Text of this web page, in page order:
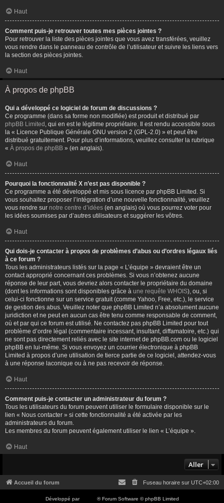
Haut
Comment puis-je retrouver toutes mes pièces jointes ?
Pour retrouver la liste des pièces jointes que vous avez transférées, veuillez
vous rendre dans le panneau de contrôle de l’utilisateur et suivre les liens vers
la section des pièces jointes.
Haut
À propos de phpBB
Qui a développé ce logiciel de forum de discussions ?
Ce programme (dans sa forme non modifiée) est produit et distribué par
phpBB Limited , qui en est le légitime propriétaire. Il est rendu accessible sous
la « Licence Publique Générale GNU version 2 (GPL-2.0) » et peut être
distribué gratuitement. Pour plus d’informations, veuillez consulter la rubrique
« À propos de phpBB » (en anglais).
Haut
Pourquoi la fonctionnalité X n’est pas disponible ?
Ce programme a été développé et mis sous licence par phpBB Limited. Si
vous souhaitez proposer l’intégration d’une nouvelle fonctionnalité, veuillez
vous rendre sur notre centre d’idées (en anglais) où vous pourrez voter pour
les idées soumises par d’autres utilisateurs et suggérer les vôtres.
Haut
Qui dois-je contacter à propos de problèmes d’abus ou d’ordres légaux liés
à ce forum ?
Tous les administrateurs listés sur la page « L’équipe » devraient être un
contact approprié concernant ces problèmes. Si vous n’obtenez aucune
réponse de leur part, vous devriez alors contacter le propriétaire du domaine
(dont les informations sont disponibles grâce à une requête WHOIS), ou, si
celui-ci fonctionne sur un service gratuit (comme Yahoo, Free, etc.), le service
de gestion des abus. Veuillez noter que phpBB Limited n’a absolument aucune
juridiction et ne peut en aucun cas être tenu comme responsable de comment,
où et par qui ce forum est utilisé. Ne contactez pas phpBB Limited pour tout
problème d’ordre légal (commentaire incessant, insultant, diffamatoire, etc.) qui
ne sont pas directement reliés avec le site internet de phpBB.com ou le logiciel
phpBB en lui-même. Si vous envoyez un courrier électronique à phpBB
Limited à propos d’une utilisation de tierce partie de ce logiciel, attendez-vous
à une réponse laconique ou à ne pas recevoir de réponse.
Haut
Comment puis-je contacter un administrateur du forum ?
Tous les utilisateurs du forum peuvent utiliser le formulaire disponible sur le
lien « Nous contacter » si cette fonctionnalité a été activée par les
administrateurs du forum.
Les membres du forum peuvent également utiliser le lien « L’équipe ».
Haut
Aller
Accueil du forum Fuseau horaire sur UTC+02:00
Développé par ® Forum Software © phpBB Limited